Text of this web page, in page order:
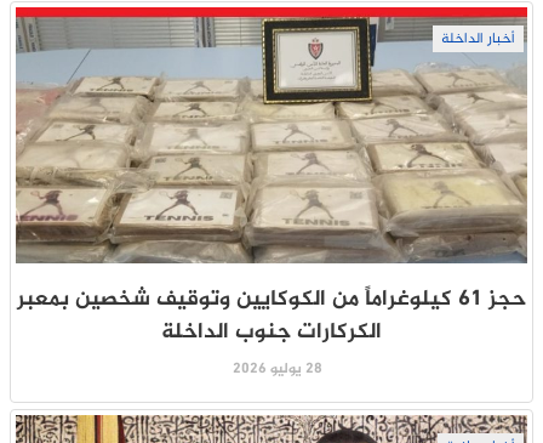
أخبار الداخلة
حجز 61 كيلوغراماً من الكوكايين وتوقيف شخصين بمعبر
الكركارات جنوب الداخلة
28 يوليو 2026